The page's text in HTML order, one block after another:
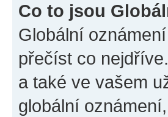
Co to jsou
Globální
přečíst co
a také ve vašem
globální